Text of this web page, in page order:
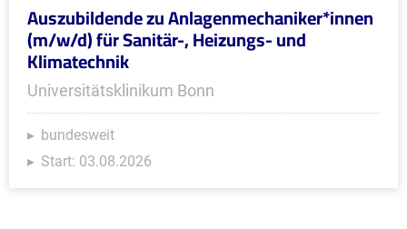
Auszubildende zu Anlagenmechaniker*innen
(m/w/d) für Sanitär-, Heizungs- und
Klimatechnik
Universitätsklinikum Bonn
bundesweit
Start: 03.08.2026